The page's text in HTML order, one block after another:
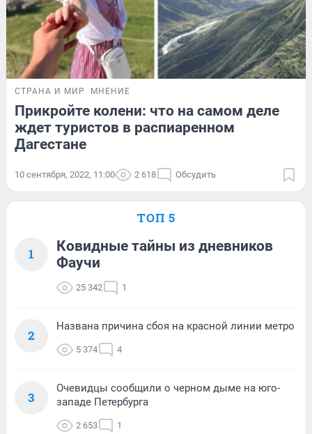
СТРАНА И МИР МНЕНИЕ
Прикройте колени: что на самом деле
ждет туристов в распиаренном
Дагестане
10 сентября, 2022, 11:00 2 618 Обсудить
ТОП 5
1
Ковидные тайны из дневников
Фаучи
25 342 1
2
Названа причина сбоя на красной линии метро
5 374 4
3
Очевидцы сообщили о черном дыме на юго-
западе Петербурга
2 653 1